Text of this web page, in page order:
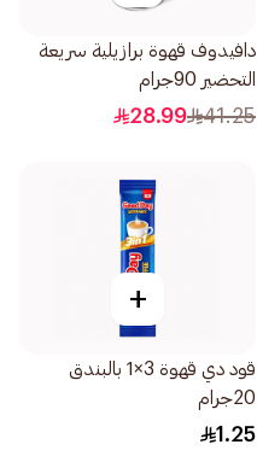
دافيدوف قهوة برازيلية سريعة
التحضير 90جرام
41.25
28.99
+
قود دي قهوة 3×1 بالبندق
20جرام
1.25